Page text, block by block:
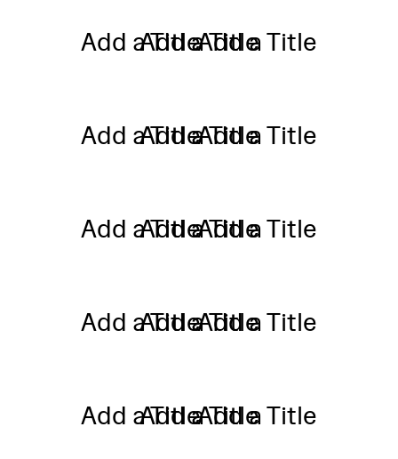
Add a TitleAdd a Title
Add a Title
Add a TitleAdd a Title
Add a Title
Add a TitleAdd a Title
Add a Title
Add a TitleAdd a Title
Add a Title
Add a TitleAdd a Title
Add a Title